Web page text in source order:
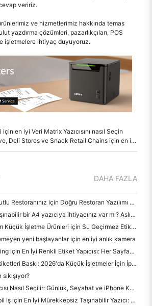
veririz.
ve hizmetlerimiz hakkında temas
yazdırma çözümleri, pazarlıkçıları, POS
işletmelere ihtiyaç duyuyoruz.
en iyi Veri Matrix Yazıcısını nasıl Seçin
Stores ve Snack Retail Chains için en iyi POS ölçüleri
DAHA FAZLA
Küçük veya Orta Boyutlu Restoranınız için Doğru Restoran Yazılımı Nasıl Seçilir
Depo faturaları için taşınabilir bir A4 yazıcıya ihtiyacınız var mı? Aslında ne çalışır
Termal Etiket Yazıcıları Küçük İşletme Ürünleri için Su Geçirmez Etiketler Yapabilir mi?
yeni başlayanlar için en iyi anlık kamera
Günlük ve Scrapbooking için En İyi Renkli Etiket Yapıcısı: Her Sayfaya Daha Fazla Renk Ekle
El Yazısı ve Nakliye Etiketleri Baskı: 2026'da Küçük İşletmeler İçin İpuçları
Bir Cep Fotoğraf Yazıcısı Nasıl Seçilir: Günlük, Seyahat ve iPhone Kullanıcıları için Tam Bir Kılavuz
Seyahat, Okul ve Mobil İş için En İyi Mürekkepsiz Taşınabilir Yazıcı: Hanin MT620 Pro İnceleme